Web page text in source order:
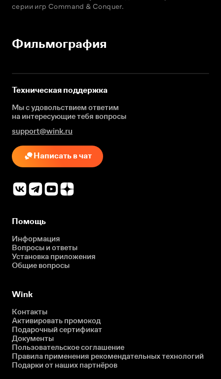
серии игр Command & Conquer.
Фильмография
Техническая поддержка
Мы с удовольствием ответим
на интересующиетебя вопросы
support@wink.ru
Написать в чат
Помощь
Информация
Вопросы и ответы
Установка приложения
Общие вопросы
Wink
Контакты
Активировать промокод
Подарочный сертификат
Документы
Пользовательское соглашение
Правила применения рекомендательных технологий
Подарки от наших партнёров